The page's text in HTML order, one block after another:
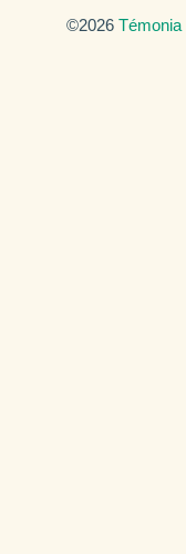
©2026 Témonia